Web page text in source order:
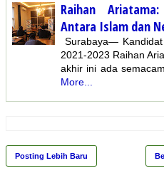
Raihan
Antara Islam dan
Surabaya—
2021-2023 Raihan
akhir ini ada
More...
Posting Lebih Baru